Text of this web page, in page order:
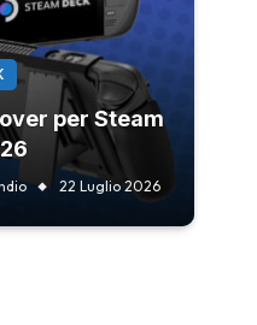
per Steam
22 Luglio 2026